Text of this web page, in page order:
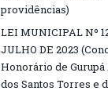
providências)
LEI MUNICIPAL Nº
JULHO DE 2023
Honorário de
dos Santos Torres e